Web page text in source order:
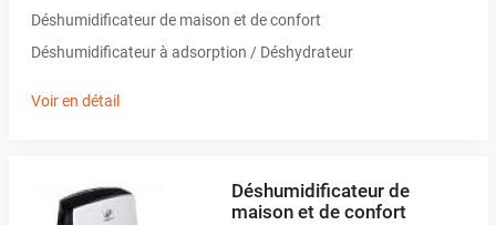
Déshumidificateur de maison et de confort
Déshumidificateur à adsorption / Déshydrateur
Voir en détail
Déshumidificateur de
maison et de confort